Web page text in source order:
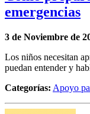
emergencias
3 de Noviembre de
Los niños necesitan
puedan entender y
Categorías: Apoyo